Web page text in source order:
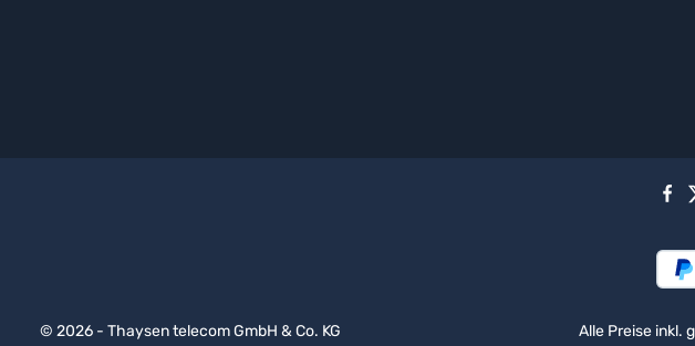
© 2026 - Thaysen telecom GmbH & Co. KG Alle Preise inkl.